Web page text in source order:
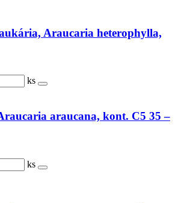
Araucaria heterophylla,
ks
araucana, kont. C5 35 –
ks